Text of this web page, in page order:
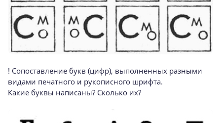
! Сопоставление букв (цифр), выполненных разными
видами печатного и рукописного шрифта.
Какие буквы написаны? Сколько их?